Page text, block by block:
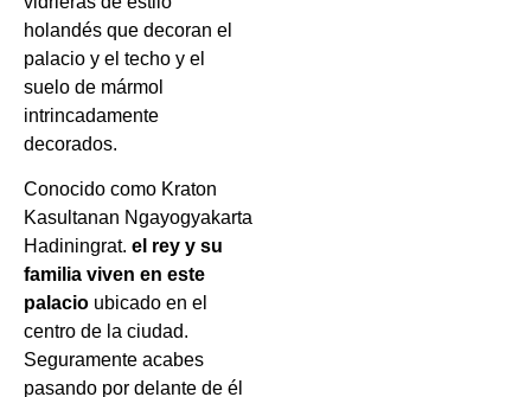
holandés que decoran el
palacio y el techo y el
suelo de mármol
intrincadamente
decorados.
Conocido como Kraton
Kasultanan Ngayogyakarta
Hadiningrat. el rey y su
familia viven en este
palacio ubicado en el
centro de la ciudad.
Seguramente acabes
pasando por delante de él